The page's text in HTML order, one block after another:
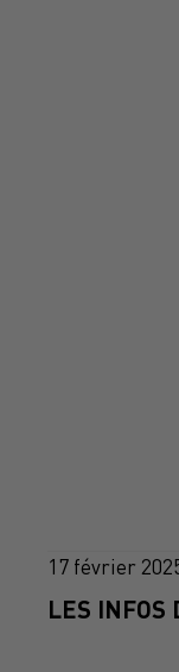
17 février
LES INFOS